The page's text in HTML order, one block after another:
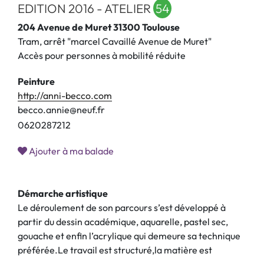
EDITION 2016 - ATELIER 54
204 Avenue de Muret 31300 Toulouse
Tram, arrêt "marcel Cavaillé Avenue de Muret"
Accès pour personnes à mobilité réduite
Peinture
http://anni-becco.com
becco.annie@neuf.fr
0620287212
Ajouter à ma balade
Démarche artistique
Le déroulement de son parcours s’est développé à
partir du dessin académique, aquarelle, pastel sec,
gouache et enfin l’acrylique qui demeure sa technique
préférée.Le travail est structuré,la matière est